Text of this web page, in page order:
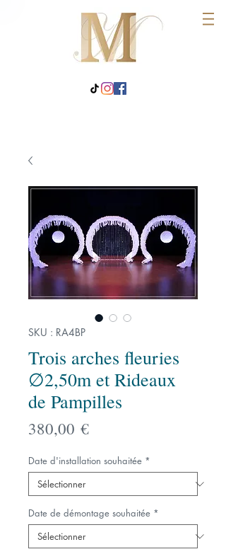
SKU : RA4BP
Trois arches fleuries
∅2,50m et Rideaux
de Pampilles
380,00 €Prix
Date d'installation souhaitée *
Date de démontage souhaitée *